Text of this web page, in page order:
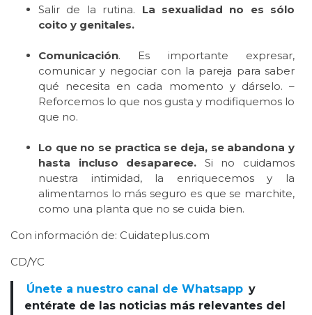
Salir de la rutina. La sexualidad no es sólo
coito y genitales.
Comunicación. Es importante expresar,
comunicar y negociar con la pareja para saber
qué necesita en cada momento y dárselo. –
Reforcemos lo que nos gusta y modifiquemos lo
que no.
Lo que no se practica se deja, se abandona y
hasta incluso desaparece. Si no cuidamos
nuestra intimidad, la enriquecemos y la
alimentamos lo más seguro es que se marchite,
como una planta que no se cuida bien.
Con información de: Cuidateplus.com
CD/YC
Únete a nuestro canal de Whatsapp y
entérate de las noticias más relevantes del